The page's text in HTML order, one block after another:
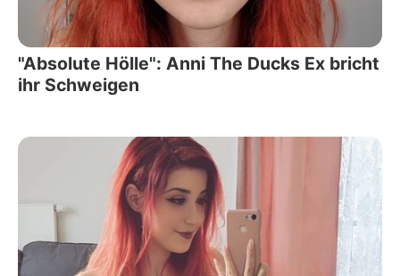
"Absolute Hölle": Anni The Ducks Ex bricht
ihr Schweigen